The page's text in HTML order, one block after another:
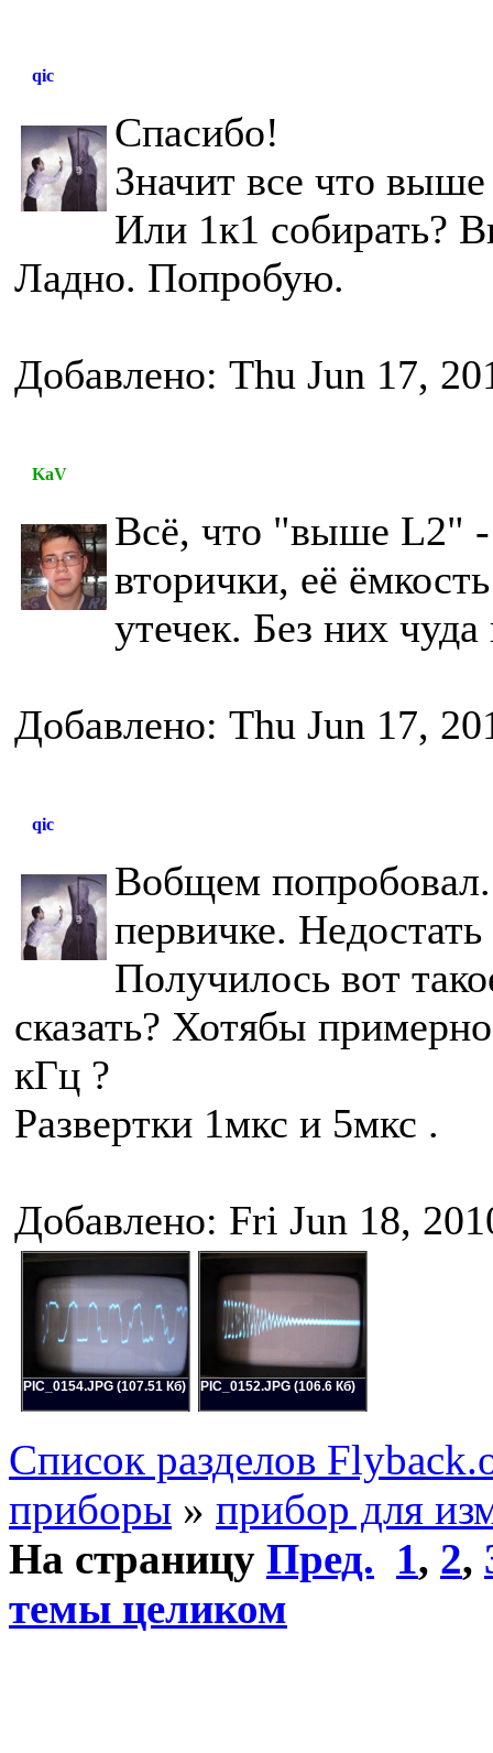
qic
Спасибо!
Значит все что
Или 1к1 собирать?
Ладно. Попробую.
Добавлено: Thu Jun 17,
KaV
Всё, что "выше L2" -
вторички, её
утечек. Без них
Добавлено: Thu Jun 17,
qic
Вобщем
первичке.
Получилось вот
сказать? Хотябы
кГц ?
Развертки 1мкс и 5мкс .
Добавлено: Fri Jun 18,
PIC_0154.JPG (107.51 Кб) PIC_0152.JPG (106.6 Кб)
Список разделов
приборы » прибор для
На страницу Пред. 1, 2,
темы целиком